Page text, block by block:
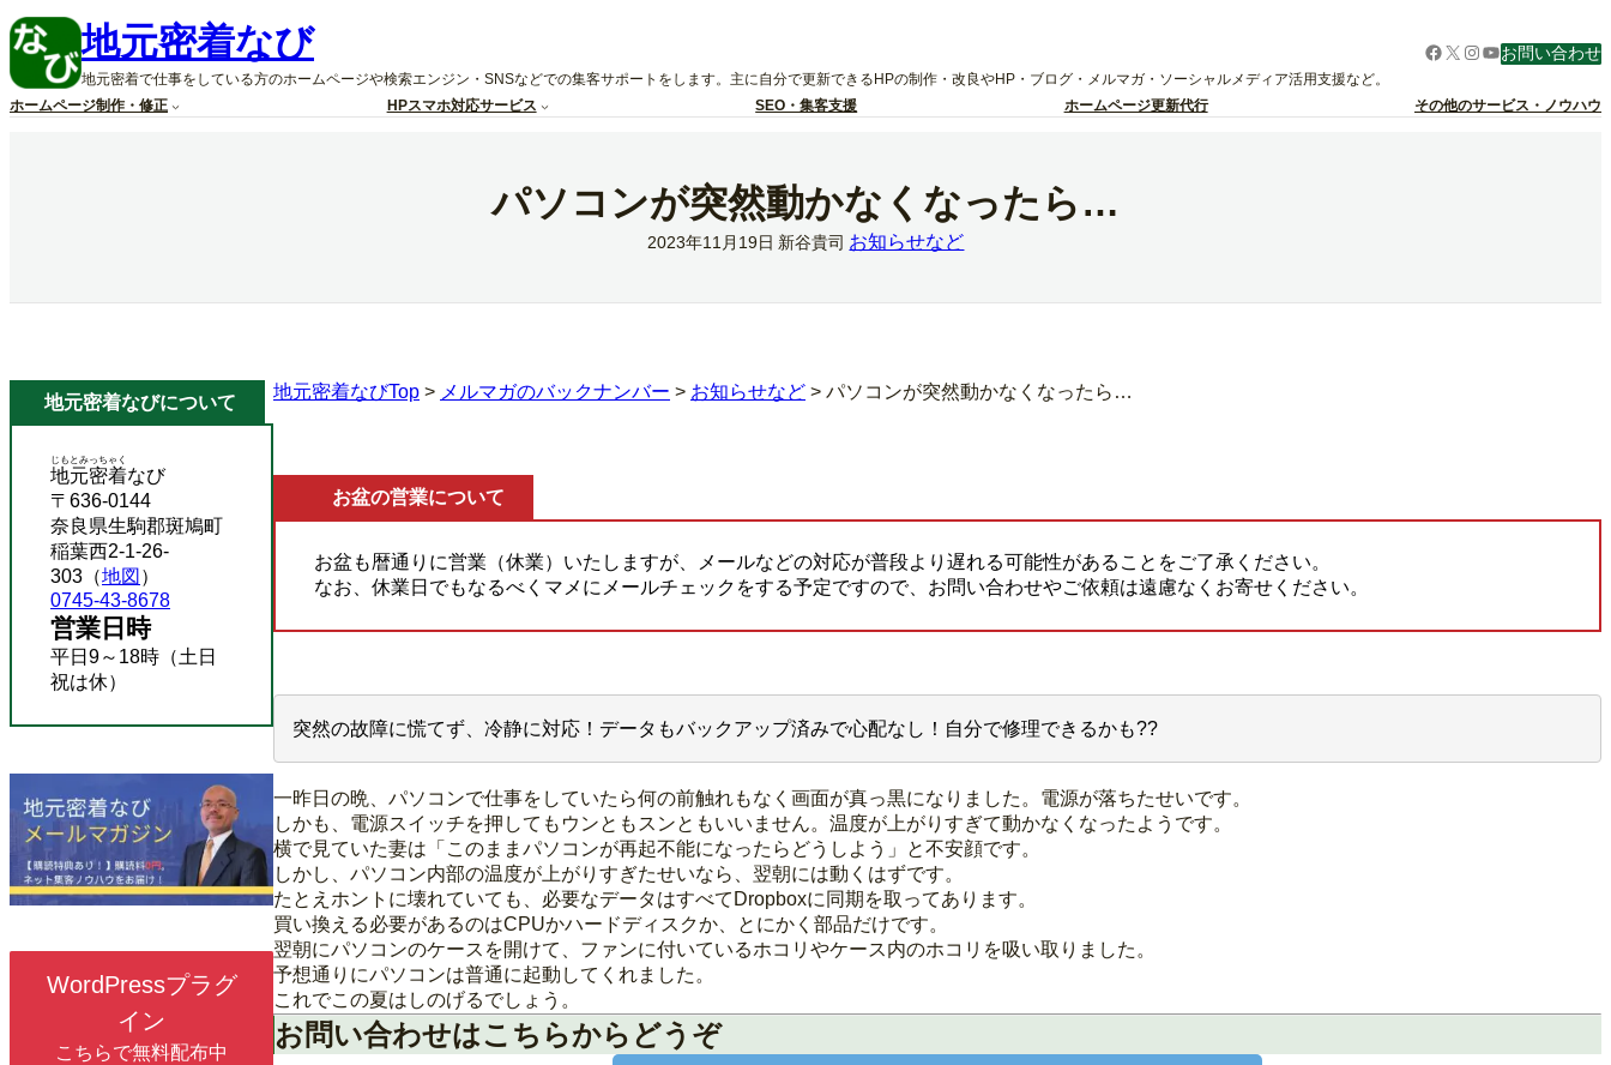
内
容
を
ス
キ
地元密着なび
地元密着で仕事をしている方のホームページや検索エンジン・SNSなどでの集客サポートをします。主に自分で更新できるHPの制作・改良やHP・ブログ・メルマガ・ソーシャルメディア活用支援など。
Facebook
X Instagram
YouTube
お問い合わせ
ホームページ制作・修正 HPスマホ対応サービス SEO・集客支援 ホームページ更新代行 その他のサービス・ノウハウ
パソコンが突然動かなくなったら…
2023年11月19日 新谷貴司 お知らせなど
地元密着なびTop > メルマガのバックナンバー > お知らせなど > パソコンが突然動かなくなったら…
お盆の営業について
お盆も暦通りに営業（休業）いたしますが、メールなどの対応が普段より遅れる可能性があることをご了承ください。
なお、休業日でもなるべくマメにメールチェックをする予定ですので、お問い合わせやご依頼は遠慮なくお寄せください。
突然の故障に慌てず、冷静に対応！データもバックアップ済みで心配なし！自分で修理できるかも??
一昨日の晩、パソコンで仕事をしていたら何の前触れもなく画面が真っ黒になりました。電源が落ちたせいです。
しかも、電源スイッチを押してもウンともスンともいいません。温度が上がりすぎて動かなくなったようです。
横で見ていた妻は「このままパソコンが再起不能になったらどうしよう」と不安顔です。
しかし、パソコン内部の温度が上がりすぎたせいなら、翌朝には動くはずです。
たとえホントに壊れていても、必要なデータはすべてDropboxに同期を取ってあります。
買い換える必要があるのはCPUかハードディスクか、とにかく部品だけです。
翌朝にパソコンのケースを開けて、ファンに付いているホコリやケース内のホコリを吸い取りました。
予想通りにパソコンは普通に起動してくれました。
これでこの夏はしのげるでしょう。
お問い合わせはこちらからどうぞ
地元密着なびについて
地元密着
じもとみっちゃく
なび
〒636-0144
奈良県生駒郡斑鳩町
稲葉西2-1-26-
303（地図 ）
0745-43-8678
営業日時
平日9～18時（土日
祝は休）
WordPressプラグ
イン
こちらで無料配布中